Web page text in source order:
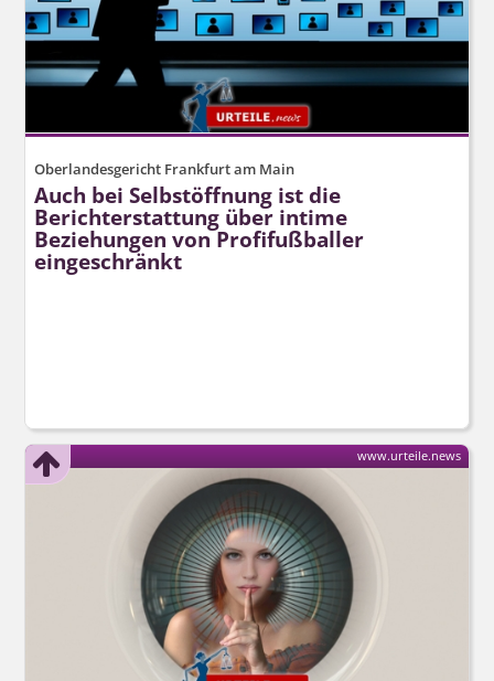
Oberlandesgericht Frankfurt am Main
Auch bei Selbstöffnung ist die
Berichterstattung über intime
Beziehungen von Profifußballer
eingeschränkt
www.urteile.news